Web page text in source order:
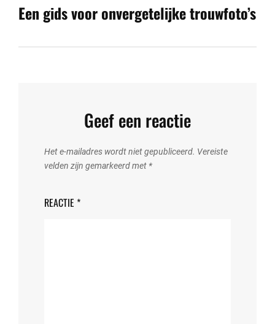
Een gids voor onvergetelijke trouwfoto’s
Geef een reactie
Het e-mailadres wordt niet gepubliceerd. Vereiste
velden zijn gemarkeerd met *
REACTIE *